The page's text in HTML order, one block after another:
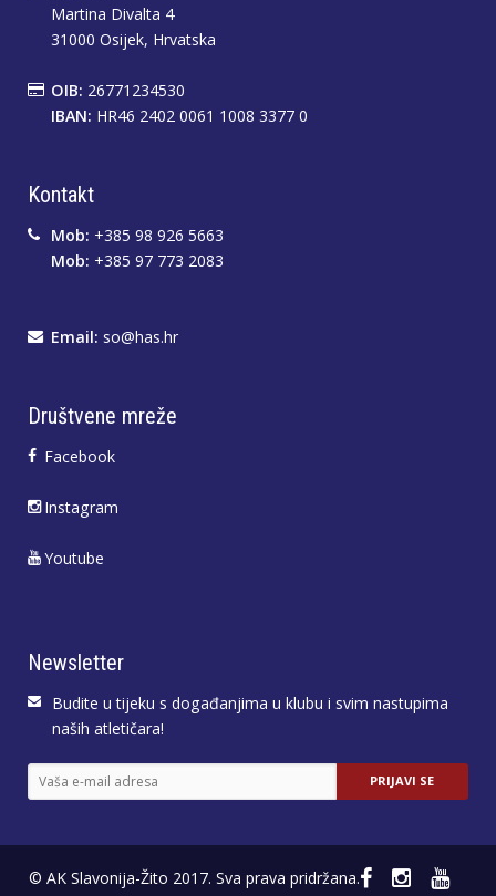
Martina Divalta 4
31000 Osijek, Hrvatska
OIB: 26771234530
IBAN: HR46 2402 0061 1008 3377 0
Kontakt
Mob: +385 98 926 5663
Mob: +385 97 773 2083
Email: so@has.hr
Društvene mreže
Facebook
Instagram
Youtube
Newsletter
Budite u tijeku s događanjima u klubu i svim nastupima
naših atletičara!
© AK Slavonija-Žito 2017. Sva prava pridržana.